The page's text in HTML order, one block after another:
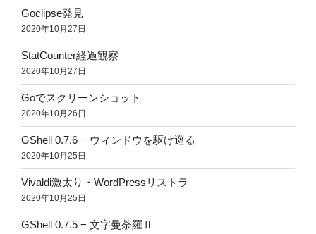
Goclipse発見
2020年10月27日
StatCounter経過観察
2020年10月27日
Goでスクリーンショット
2020年10月26日
GShell 0.7.6 − ウィンドウを駆け巡る
2020年10月25日
Vivaldi激太り・WordPressリストラ
2020年10月25日
GShell 0.7.5 − 文字曼荼羅Ⅱ